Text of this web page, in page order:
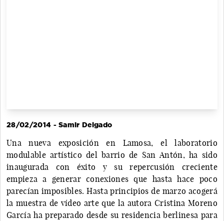
28/02/2014 - Samir Delgado
Una nueva exposición en Lamosa, el laboratorio
modulable artístico del barrio de San Antón, ha sido
inaugurada con éxito y su repercusión creciente
empieza a generar conexiones que hasta hace poco
parecían imposibles. Hasta principios de marzo acogerá
la muestra de vídeo arte que la autora Cristina Moreno
García ha preparado desde su residencia berlinesa para